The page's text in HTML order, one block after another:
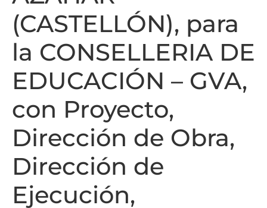
(CASTELLÓN), para
la CONSELLERIA DE
EDUCACIÓN – GVA,
con Proyecto,
Dirección de Obra,
Dirección de
Ejecución,